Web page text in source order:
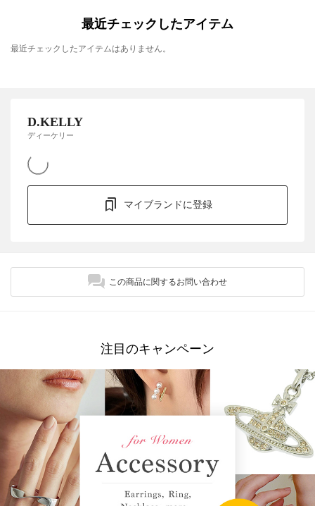
最近チェックしたアイテム
最近チェックしたアイテムはありません。
D.KELLY
ディーケリー
マイブランドに登録
この商品に関するお問い合わせ
注目のキャンペーン